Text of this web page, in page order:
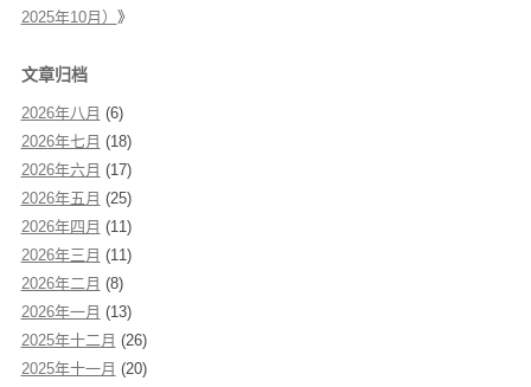
2025年10月） 》
文章归档
2026年八月 (6)
2026年七月 (18)
2026年六月 (17)
2026年五月 (25)
2026年四月 (11)
2026年三月 (11)
2026年二月 (8)
2026年一月 (13)
2025年十二月 (26)
2025年十一月 (20)